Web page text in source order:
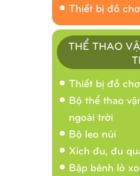
Thiết bị đồ
THỂ THAO
Thiết bị đồ
Bộ thể thao
ngoài trời
Bộ leo núi
Xích đu, đu
Bập bênh lò